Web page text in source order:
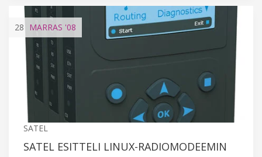
28 MARRAS '08
SATEL
SATEL ESITTELI LINUX-RADIOMODEEMIN